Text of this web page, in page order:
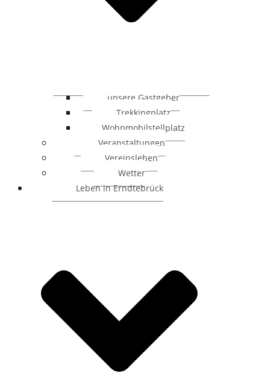
unsere Gastgeber
Trekkingplatz
Wohnmobilstellplatz
Veranstaltungen
Vereinsleben
Wetter
Leben in Erndtebrück